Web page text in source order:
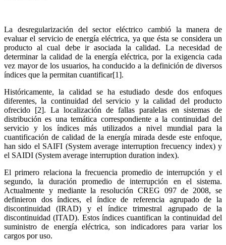
La desregularización del sector eléctrico cambió la manera de
evaluar el servicio de energía eléctrica, ya que ésta se considera un
producto al cual debe ir asociada la calidad. La necesidad de
determinar la calidad de la energía eléctrica, por la exigencia cada
vez mayor de los usuarios, ha conducido a la definición de diversos
índices que la permitan cuantificar[1].
Históricamente, la calidad se ha estudiado desde dos enfoques
diferentes, la continuidad del servicio y la calidad del producto
ofrecido [2]. La localización de fallas paralelas en sistemas de
distribución es una temática correspondiente a la continuidad del
servicio y los índices más utilizados a nivel mundial para la
cuantificación de calidad de la energía mirada desde este enfoque,
han sido el SAIFI (System average interruption frecuency index) y
el SAIDI (System average interruption duration index).
El primero relaciona la frecuencia promedio de interrupción y el
segundo, la duración promedio de interrupción en el sistema.
Actualmente y mediante la resolución CREG 097 de 2008, se
definieron dos índices, el índice de referencia agrupado de la
discontinuidad (IRAD) y el índice trimestral agrupado de la
discontinuidad (ITAD). Estos índices cuantifican la continuidad del
suministro de energía eléctrica, son indicadores para variar los
cargos por uso.